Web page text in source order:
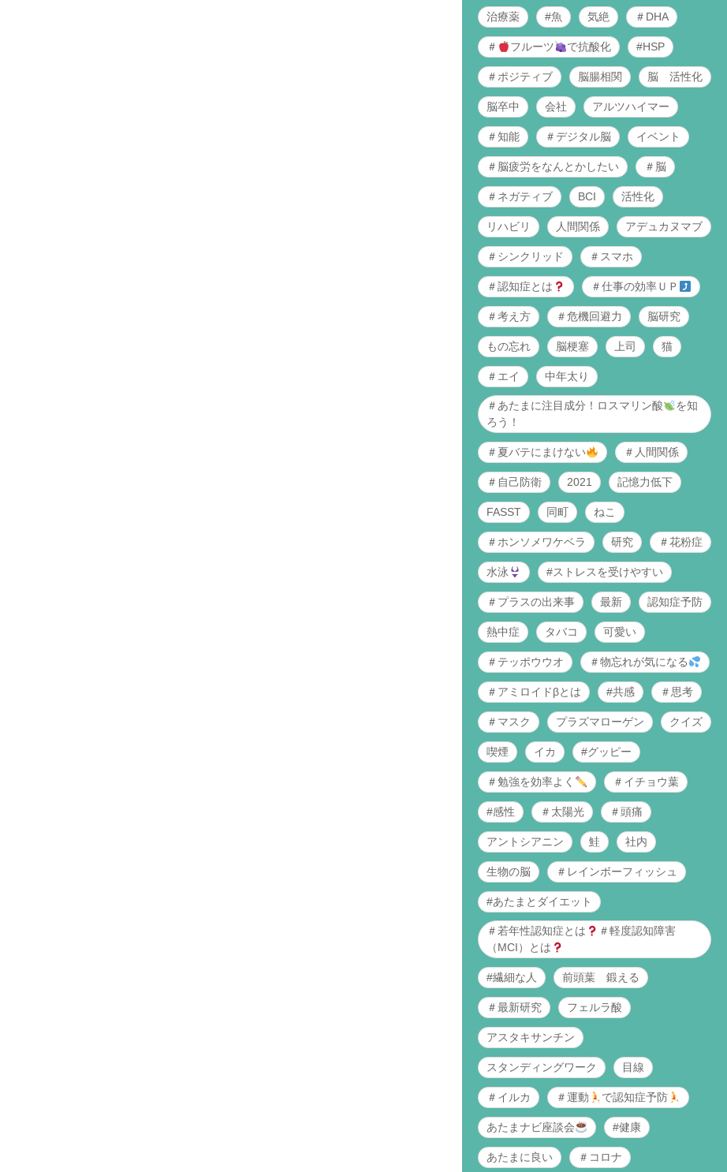
治療薬 #魚 気絶 ＃DHA
＃ フルーツ で抗酸化 #HSP
＃ポジティブ 脳腸相関 脳 活性化
脳卒中 会社 アルツハイマー
＃知能 ＃デジタル脳 イベント
＃脳疲労をなんとかしたい ＃脳
＃ネガティブ BCI 活性化
リハビリ 人間関係 アデュカヌマブ
＃シンクリッド ＃スマホ
＃認知症とは ＃仕事の効率ＵＰ
＃考え方 ＃危機回避力 脳研究
もの忘れ 脳梗塞 上司 猫
＃エイ 中年太り
＃あたまに注目成分！ロスマリン酸
を知
ろう！
＃夏バテにまけない ＃人間関係
＃自己防衛 2021 記憶力低下
FASST 同町 ねこ
＃ホンソメワケベラ 研究 ＃花粉症
水泳 #ストレスを受けやすい
＃プラスの出来事 最新 認知症予防
熱中症 タバコ 可愛い
＃テッポウウオ ＃物忘れが気になる
＃アミロイドβとは #共感 ＃思考
＃マスク プラズマローゲン クイズ
喫煙 イカ #グッピー
＃勉強を効率よく ＃イチョウ葉
#感性 ＃太陽光 ＃頭痛
アントシアニン 鮭 社内
生物の脳 ＃レインボーフィッシュ
#あたまとダイエット
＃若年性認知症とは
＃軽度認知障害
（MCI）とは
#繊細な人 前頭葉 鍛える
＃最新研究 フェルラ酸
アスタキサンチン
スタンディングワーク 目線
＃イルカ ＃運動 で認知症予防
あたまナビ座談会 #健康
あたまに良い ＃コロナ